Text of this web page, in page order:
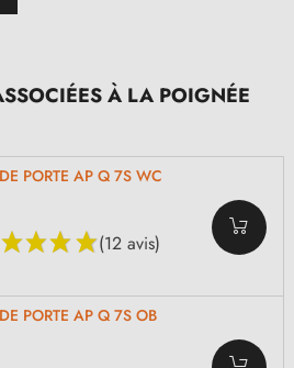
À LA POIGNÉE
PORTE AP Q 7S WC
(12 avis)
PORTE AP Q 7S OB